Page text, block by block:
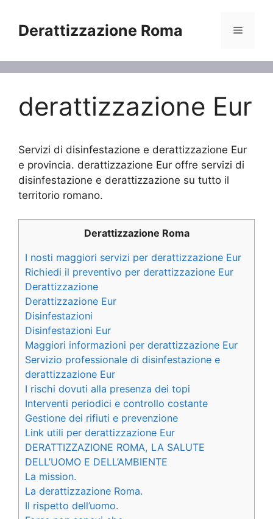
contenuto
Derattizzazione Roma Menu
derattizzazione Eur
Servizi di disinfestazione e derattizzazione Eur
e provincia. derattizzazione Eur offre servizi di
disinfestazione e derattizzazione su tutto il
territorio romano.
Derattizzazione Roma
I nosti maggiori servizi per derattizzazione Eur
Richiedi il preventivo per derattizzazione Eur
Derattizzazione
Derattizzazione Eur
Disinfestazioni
Disinfestazioni Eur
Maggiori informazioni per derattizzazione Eur
Servizio professionale di disinfestazione e
derattizzazione Eur
I rischi dovuti alla presenza dei topi
Interventi periodici e controllo costante
Gestione dei rifiuti e prevenzione
Link utili per derattizzazione Eur
DERATTIZZAZIONE ROMA, LA SALUTE
DELL’UOMO E DELL’AMBIENTE
La mission.
La derattizzazione Roma.
Il rispetto dell’uomo.